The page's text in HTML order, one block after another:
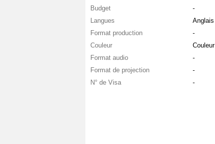
Budget
-
Langues
Anglais
Format production
-
Couleur
Couleur
Format audio
-
Format de projection
-
N° de Visa
-